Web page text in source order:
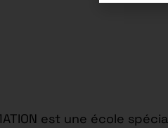
est une école